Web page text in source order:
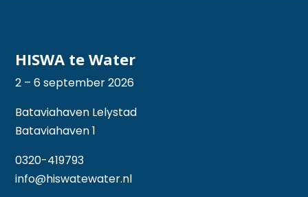
HISWA te Water
2 – 6 september 2026
Bataviahaven Lelystad
Bataviahaven 1
0320-419793
info@hiswatewater.nl